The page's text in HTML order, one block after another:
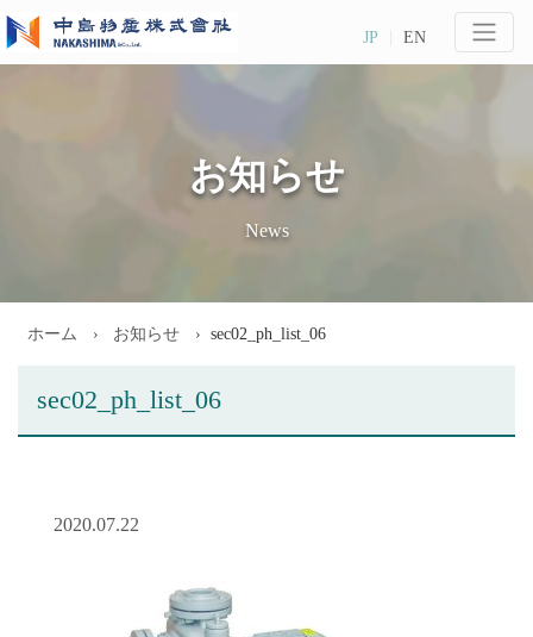
EN
JP
お知らせ
News
ホーム お知らせ sec02_ph_list_06
sec02_ph_list_06
2020.07.22